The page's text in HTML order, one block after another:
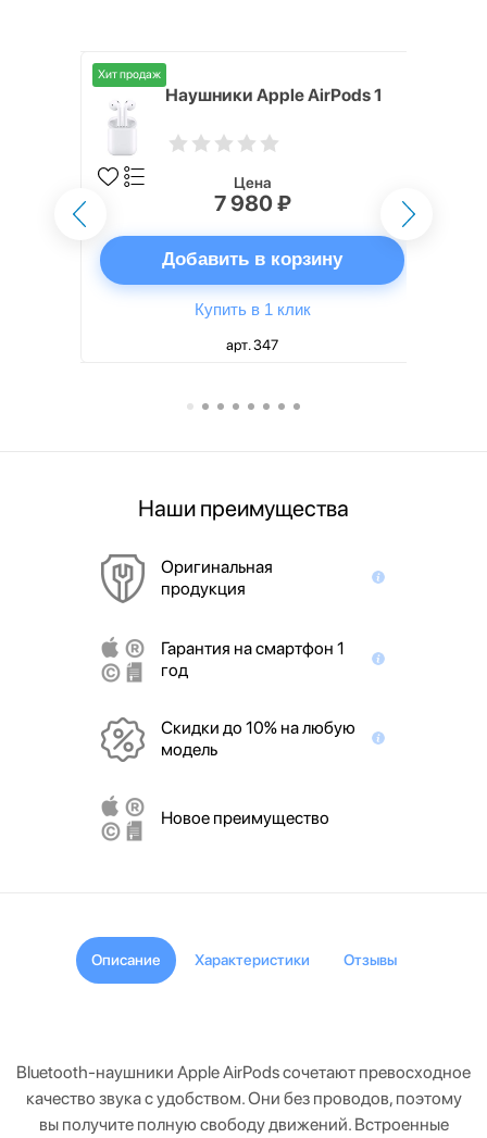
Хит продаж
Наушники Apple AirPods 1
Цена
7 980 ₽
Добавить в корзину
Купить в 1 клик
арт. 347
Наши преимущества
Оригинальная
продукция
Гарантия на смартфон 1
год
Скидки до 10% на любую
модель
Новое преимущество
Описание Характеристики Отзывы
Bluetooth-наушники Apple AirPods сочетают превосходное
качество звука с удобством. Они без проводов, поэтому
вы получите полную свободу движений. Встроенные